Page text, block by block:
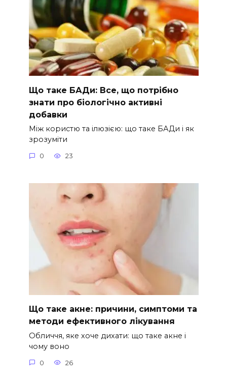
Що таке БАДи: Все, що потрібно
знати про біологічно активні
добавки
Між користю та ілюзією: що таке БАДи і як
зрозуміти
0 23
Що таке акне: причини, симптоми та
методи ефективного лікування
Обличчя, яке хоче дихати: що таке акне і
чому воно
0 26